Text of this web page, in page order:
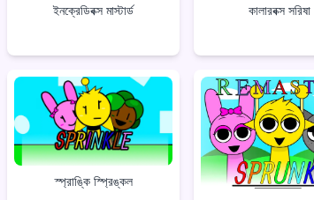
ইনক্রেডিবক্স মাস্টার্ড
কালারবক্স সরিষা
স্প্রাঙ্কি স্প্রিঙ্কল